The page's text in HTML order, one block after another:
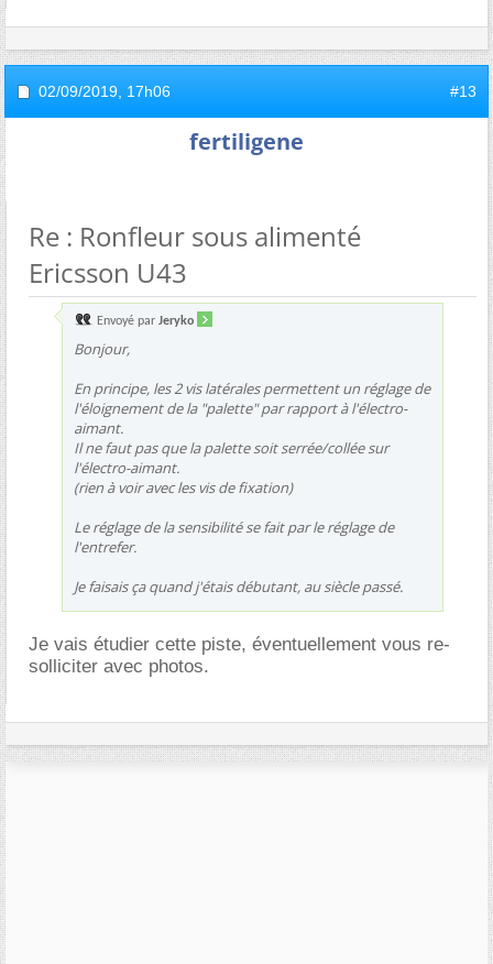
02/09/2019, 17h06 #13
fertiligene
Re : Ronfleur sous alimenté
Ericsson U43
Envoyé par Jeryko
Bonjour,
En principe, les 2 vis latérales permettent un réglage de
l'éloignement de la "palette" par rapport à l'électro-
aimant.
Il ne faut pas que la palette soit serrée/collée sur
l'électro-aimant.
(rien à voir avec les vis de fixation)
Le réglage de la sensibilité se fait par le réglage de
l'entrefer.
Je faisais ça quand j'étais débutant, au siècle passé.
Je vais étudier cette piste, éventuellement vous re-
solliciter avec photos.